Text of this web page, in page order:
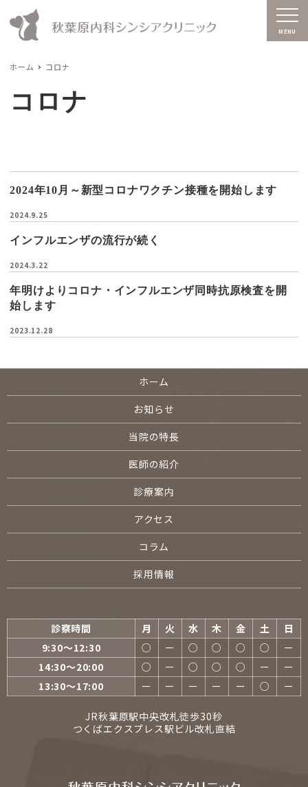
MENU
ホーム コロナ
コロナ
2024年10月～新型コロナワクチン接種を開始します
2024.9.25
インフルエンザの流行が続く
2024.3.22
年明けよりコロナ・インフルエンザ同時抗原検査を開
始します
2023.12.28
ホーム
お知らせ
当院の特長
医師の紹介
診療案内
アクセス
コラム
採用情報
診察時間 月 火 水 木 金 土
日
9:30〜12:30
○ ー ○ ○ ○ ○
ー
14:30〜20:00
○ ー ○ ○ ○ ー
ー
13:30〜17:00
ー ー ー ー ー ○ ー
JR秋葉原駅中央改札徒歩30秒
つくばエクスプレス駅ビル改札直結